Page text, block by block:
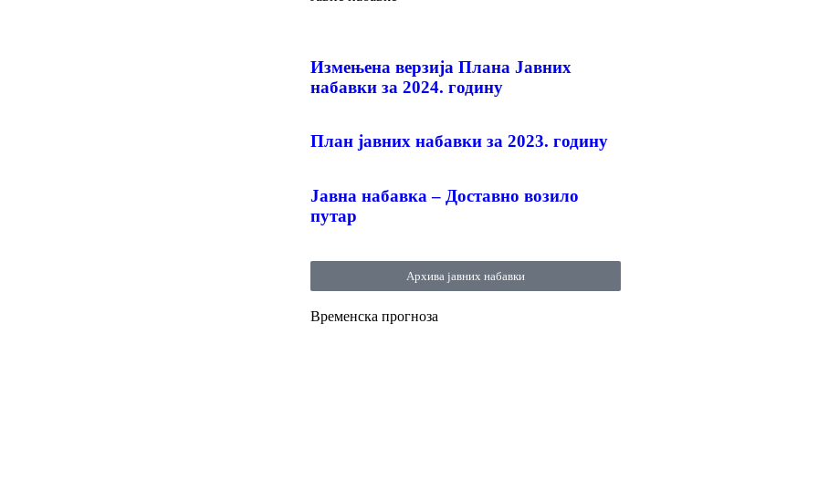
Измењенa верзијa Плана Јавних
набавки за 2024. годину
План јавних набавки за 2023. годину
Јавна набавка – Доставно возило
путар
Архива јавних набавки
Временска прогноза